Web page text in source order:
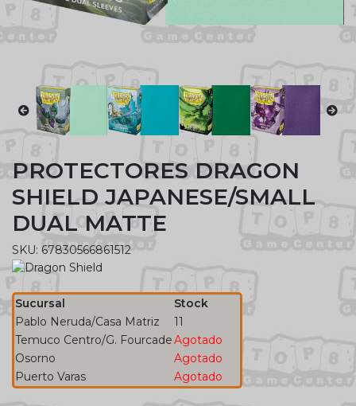
PROTECTORES DRAGON
SHIELD JAPANESE/SMALL
DUAL MATTE
SKU: 67830566861512
Sucursal
Stock
Pablo Neruda/Casa Matriz
11
Temuco Centro/G. FourcadeAgotado
Osorno
Agotado
Puerto Varas
Agotado